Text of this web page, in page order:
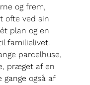
og frem,
ofte ved sin
plan og en
familielivet.
parcelhuse,
præget af en
gange også af